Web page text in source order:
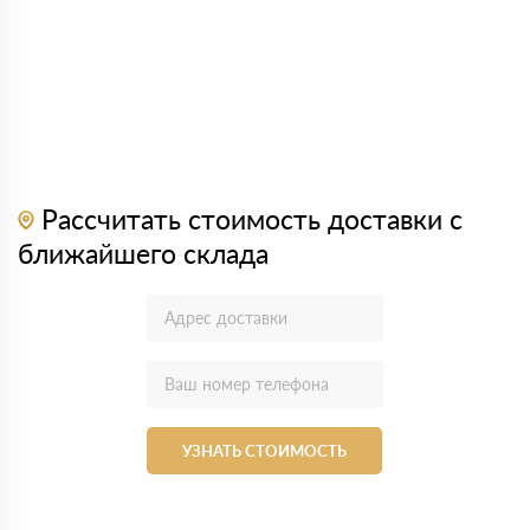
Рассчитать стоимость доставки с
ближайшего склада
УЗНАТЬ СТОИМОСТЬ